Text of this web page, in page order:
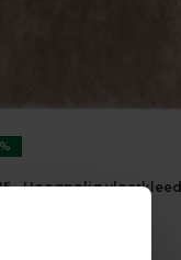
- Hoogpolig vloerkleed